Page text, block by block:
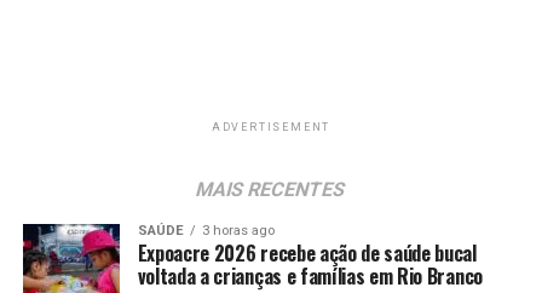
ADVERTISEMENT
MAIS RECENTES
SAÚDE 3 horas ago
Expoacre 2026 recebe ação de saúde bucal
voltada a crianças e famílias em Rio Branco